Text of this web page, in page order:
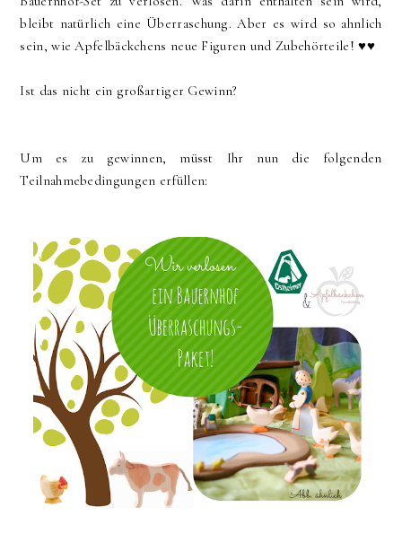
bleibt natürlich eine Überraschung. Aber es wird so ahnlich
sein, wie Apfelbäckchens neue Figuren und Zubehörteile! ♥♥
Ist das nicht ein großartiger Gewinn?
Um es zu gewinnen, müsst Ihr nun die folgenden
Teilnahmebedingungen erfüllen: